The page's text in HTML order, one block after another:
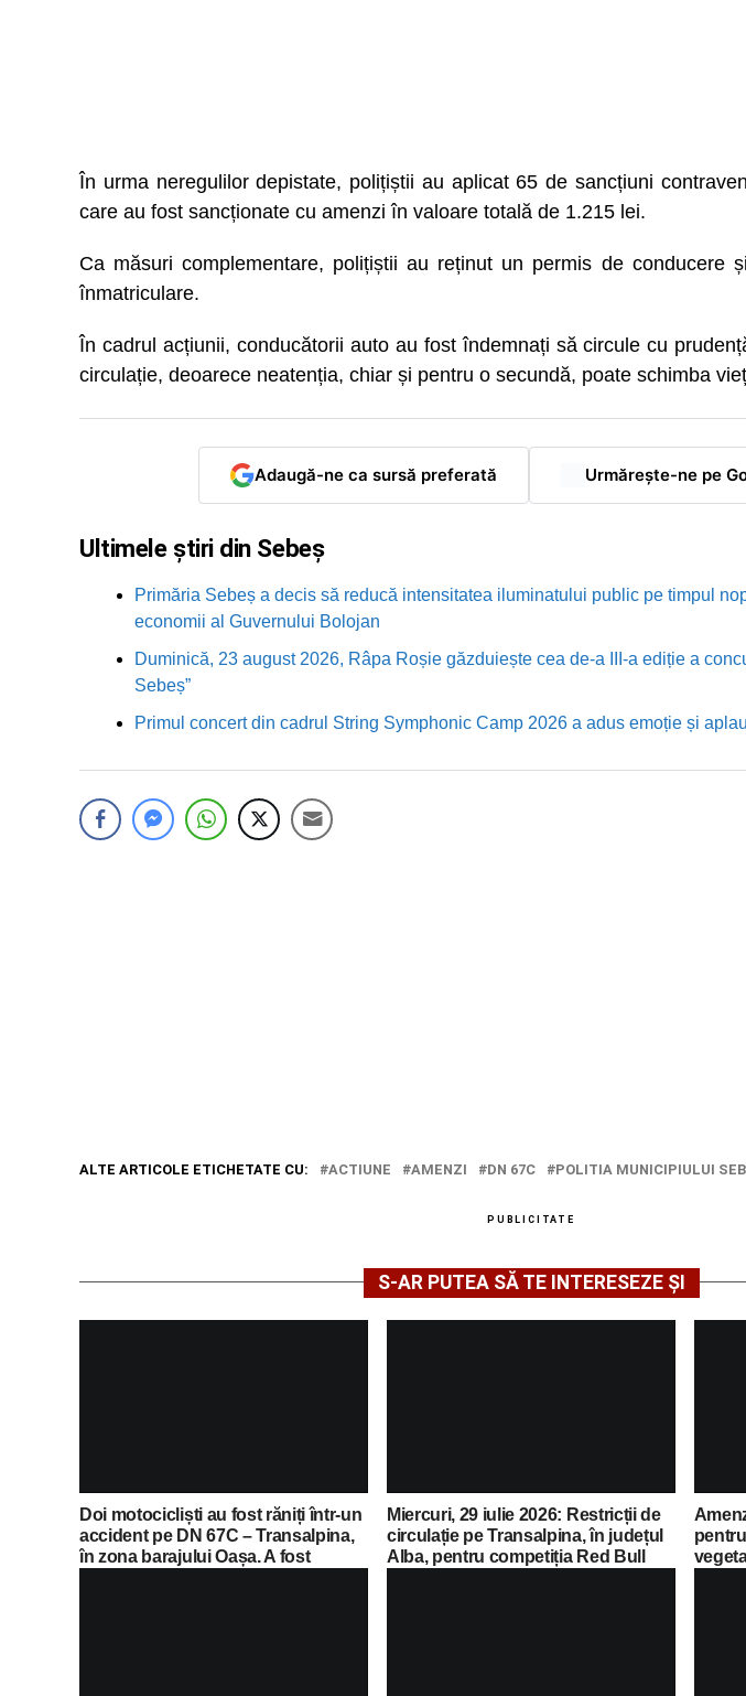
În urma neregulilor depistate, polițiștii au aplicat 65 de sancțiuni
care au fost sancționate cu amenzi în valoare totală de 1.215 lei.
Ca măsuri complementare, polițiștii au reținut un permis de conducere
înmatriculare.
În cadrul acțiunii, conducătorii auto au fost îndemnați să circule cu
circulație, deoarece neatenția, chiar și pentru o secundă, poate schimba
Adaugă-ne ca sursă preferată Urmărește-ne pe
Ultimele știri din Sebeș
Primăria Sebeș a decis să reducă intensitatea iluminatului public pe timpul
economii al Guvernului Bolojan
Duminică, 23 august 2026, Râpa Roșie găzduiește cea de-a III-a ediție a
Sebeș”
Primul concert din cadrul String Symphonic Camp 2026 a adus emoție și
ALTE ARTICOLE ETICHETATE CU: ACTIUNE AMENZI DN 67C POLITIA MUNICIPIULUI
PUBLICITATE
S-AR PUTEA SĂ TE INTERESEZE ȘI
Doi motocicliști au fost răniți într-un
accident pe DN 67C – Transalpina,
în zona barajului Oașa. A fost
Miercuri, 29 iulie 2026: Restricții de
circulație pe Transalpina, în județul
Alba, pentru competiția Red Bull